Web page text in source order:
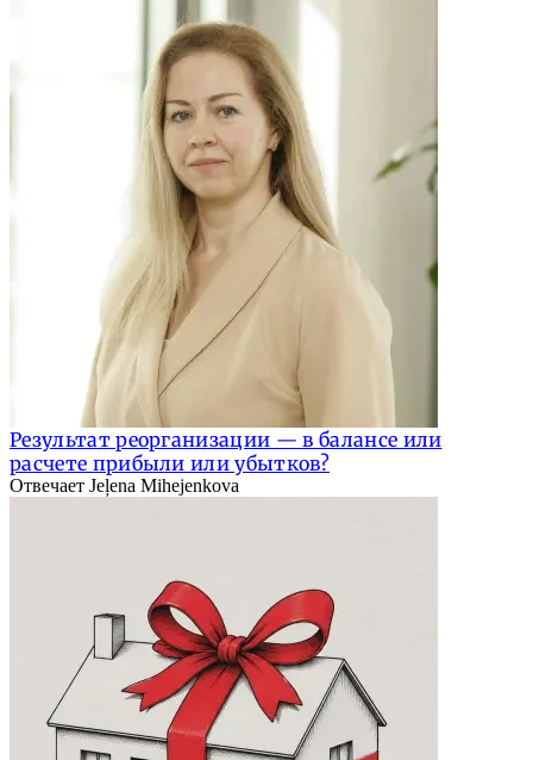
Результат реорганизации — в балансе или
расчете прибыли или убытков?
Отвечает Jeļena Mihejenkova